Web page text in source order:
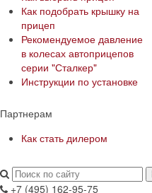
Как подобрать крышку на
прицеп
Рекомендуемое давление
в колесах автоприцепов
серии "Сталкер"​
Инструкции по установке
Партнерам
Как стать дилером
+7 (495) 162-95-75